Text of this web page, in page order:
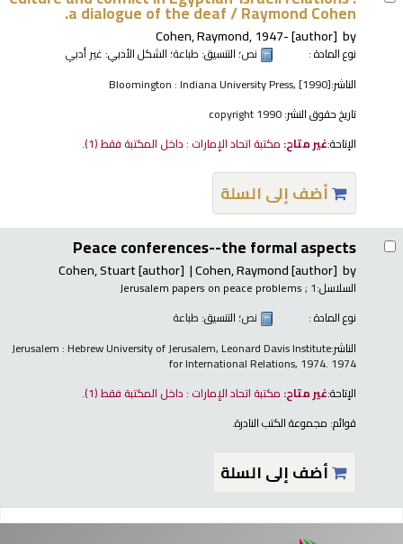
a dialogue of the deaf /Raymond Cohen.
by
Cohen, Raymond, 1947-[author]
نوع المادة : نص؛ التنسيق: طباعة؛ الشكل الأدبي: غير أدبي
الناشر:Bloomington : Indiana University Press, [1990]
تاريخ حقوق النشر:
الإتاحة:غير متاح: مكتبة اتحاد الإمارات : داخل المكتبة فقط(1).
أضف إلى السلة
Peace conferences--the formal aspects
by
Cohen, Raymond[author]
Cohen, Stuart[author]
السلاسل: Jerusalem papers on peace problems; 1
نوع المادة :
نص؛ التنسيق: طباعة
الناشر:Jerusalem : Hebrew University of Jerusalem, Leonard Davis Institute
for International Relations, 1974. 1974
الإتاحة:غير متاح: مكتبة اتحاد الإمارات : داخل المكتبة فقط(1).
قوائم: مجموعة الكتب النادرة.
أضف إلى السلة